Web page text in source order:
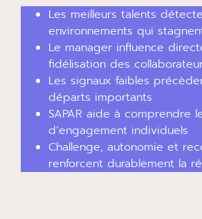
Les meilleurs talents
environnements qui
Le manager influence
fidélisation des
Les signaux faibles
départs importants
SAPAR aide à comprendre
d’engagement individuels
Challenge, autonomie et
renforcent durablement la